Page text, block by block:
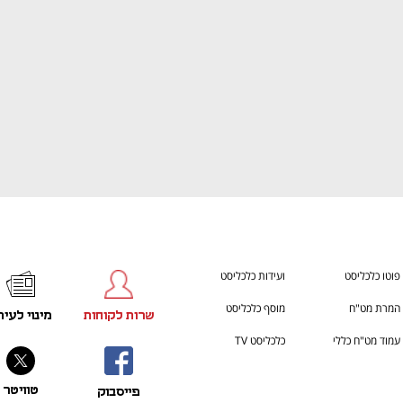
פוטו כלכליסט ועידות כלכליסט
המרת מט"ח מוסף כלכליסט
עמוד מט"ח כללי כלכליסט TV
פייסבוק
שרות לקוחות
טוויטר
מינוי